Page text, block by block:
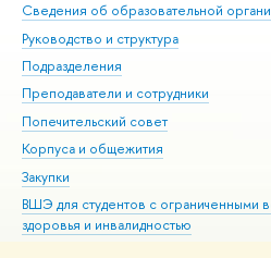
Сведения об образовательной
Руководство и структура
Подразделения
Преподаватели и сотрудники
Попечительский совет
Корпуса и общежития
Закупки
ВШЭ для студентов с ограниченными
здоровья и инвалидностью